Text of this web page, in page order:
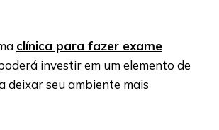
clínica para fazer exame
investir em um elemento de
deixar seu ambiente mais